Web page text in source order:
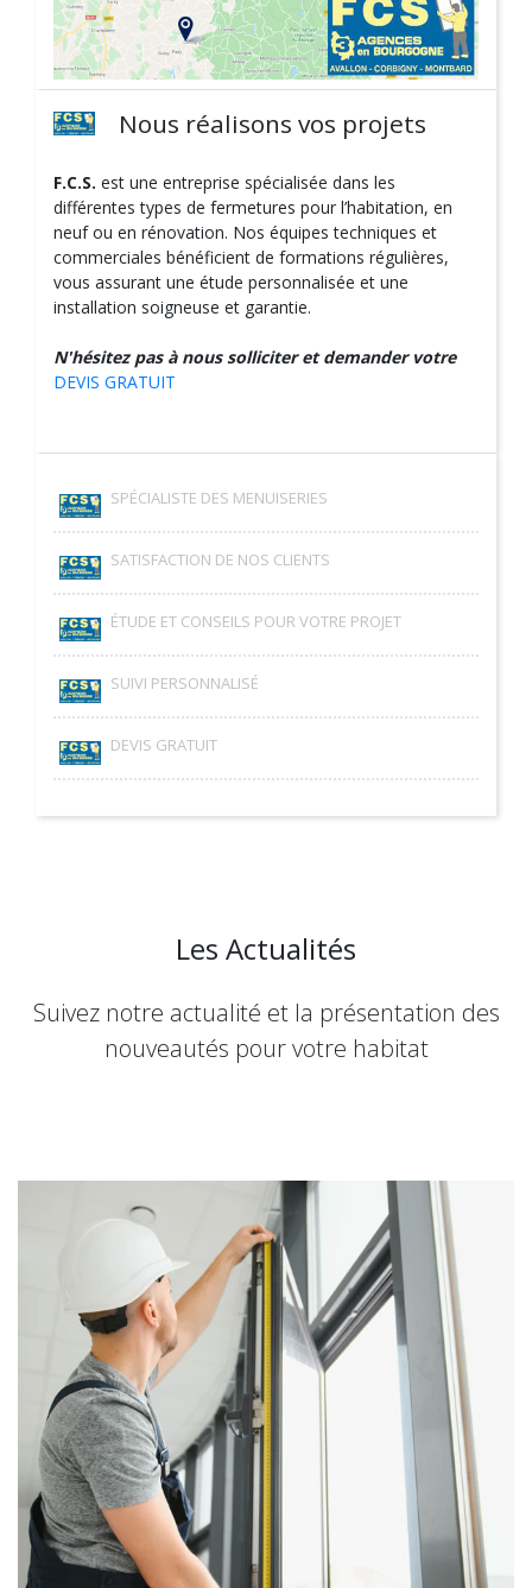
Nous réalisons vos projets
F.C.S. est une entreprise spécialisée dans les
différentes types de fermetures pour l’habitation, en
neuf ou en rénovation. Nos équipes techniques et
commerciales bénéficient de formations régulières,
vous assurant une étude personnalisée et une
installation soigneuse et garantie.
N'hésitez pas à nous solliciter et demander votre
DEVIS GRATUIT
SPÉCIALISTE DES MENUISERIES
SATISFACTION DE NOS CLIENTS
ÉTUDE ET CONSEILS POUR VOTRE PROJET
SUIVI PERSONNALISÉ
DEVIS GRATUIT
Les Actualités
Suivez notre actualité et la présentation des
nouveautés pour votre habitat